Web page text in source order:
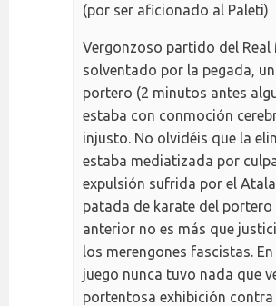
(por ser aficionado al Paleti)
Vergonzoso partido del Real
solventado por la pegada,
portero (2 minutos antes
estaba con conmoción
injusto. No olvidéis que la
estaba mediatizada por
expulsión sufrida por el
patada de karate del portero
anterior no es más que
los merengones fascistas. En
juego nunca tuvo nada que
portentosa exhibición contra